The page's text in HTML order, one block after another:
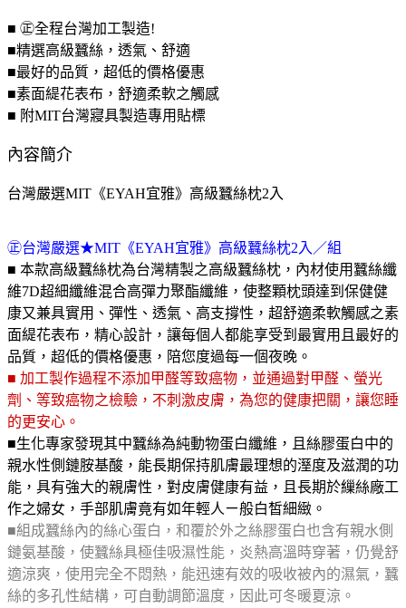
■ ㊣全程台灣加工製造!
■精選高級蠶絲，透氣、舒適
■最好的品質，超低的價格優惠
■素面緹花表布，舒適柔軟之觸感
■ 附MIT台灣寢具製造專用貼標
內容簡介
台灣嚴選MIT《EYAH宜雅》高級蠶絲枕2入
㊣台灣嚴選★MIT《EYAH宜雅》高級蠶絲枕2入／組
■ 本款高級蠶絲枕為台灣精製之高級蠶絲枕，內材使用蠶絲纖
維7D超細纖維混合高彈力聚酯纖維，使整顆枕頭達到保健健
康又兼具實用、彈性、透氣、高支撐性，超舒適柔軟觸感之素
面緹花表布，精心設計，讓每個人都能享受到最實用且最好的
品質，超低的價格優惠，陪您度過每一個夜晚。
■ 加工製作過程不添加甲醛等致癌物，並通過對甲醛、螢光
劑、等致癌物之檢驗，不刺激皮膚，為您的健康把關，讓您睡
的更安心。
■生化專家發現其中蠶絲為純動物蛋白纖維，且絲膠蛋白中的
親水性側鏈胺基酸，能長期保持肌膚最理想的溼度及滋潤的功
能，具有強大的親膚性，對皮膚健康有益，且長期於繅絲廠工
作之婦女，手部肌膚竟有如年輕人ㄧ般白皙細緻。
■組成蠶絲內的絲心蛋白，和覆於外之絲膠蛋白也含有親水側
鏈氨基酸，使蠶絲具極佳吸濕性能，炎熱高溫時穿著，仍覺舒
適涼爽，使用完全不悶熱，能迅速有效的吸收被內的濕氣，蠶
絲的多孔性結構，可自動調節溫度，因此可冬暖夏涼。